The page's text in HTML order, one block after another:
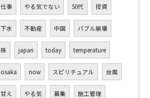
仕事 やる気でない 50代 投資
下水 不動産 中国 バブル崩壊
株 japan today temperature
osaka now スピリチュアル 台風
甘え やる気 募集 施工管理